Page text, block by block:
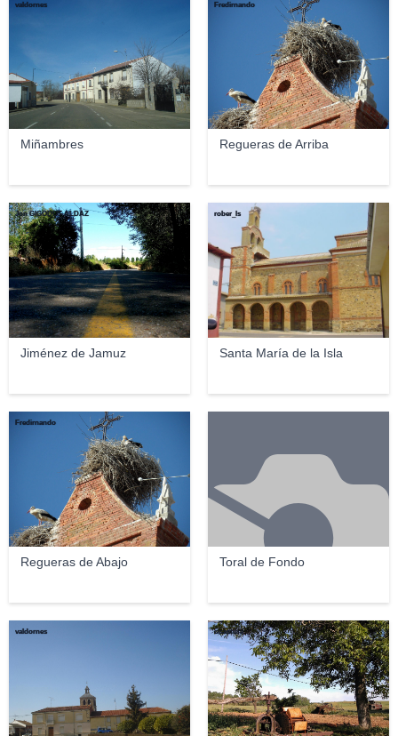
Miñambres
valdornes
Regueras de Arriba
Fredirnando
Jiménez de Jamuz
Jon GIGODOT ALDAZ
Santa María de la Isla
rober_ls
Regueras de Abajo
Fredirnando
Toral de Fondo
valdornes cisastura